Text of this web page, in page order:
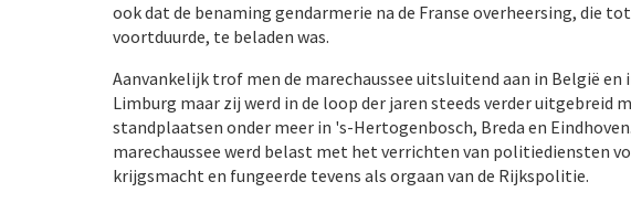
ook dat de benaming gendarmerie na de Franse overheersing, die
voortduurde, te beladen was.
Aanvankelijk trof men de marechaussee uitsluitend aan in België en
Limburg maar zij werd in de loop der jaren steeds verder uitgebreid
standplaatsen onder meer in 's-Hertogenbosch, Breda en
marechaussee werd belast met het verrichten van politiediensten
krijgsmacht en fungeerde tevens als orgaan van de Rijkspolitie.